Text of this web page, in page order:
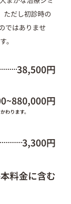
ただし初診時の
ではありませ
。
38,500円
円
わります。
3,300円
料金に含む